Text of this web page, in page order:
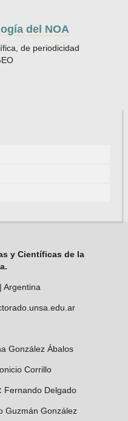
del NOA
de periodicidad
y Científicas de la
Argentina
González Ábalos
Corrillo
Fernando Delgado
Guzmán González